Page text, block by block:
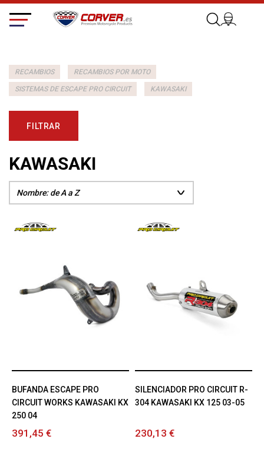
RECAMBIOS RECAMBIOS POR MOTO
SISTEMAS DE ESCAPE PRO CIRCUIT KAWASAKI
FILTRAR
KAWASAKI
BUFANDA ESCAPE PRO
CIRCUIT WORKS KAWASAKI KX
250 04
391,45 €
SILENCIADOR PRO CIRCUIT R-
304 KAWASAKI KX 125 03-05
230,13 €